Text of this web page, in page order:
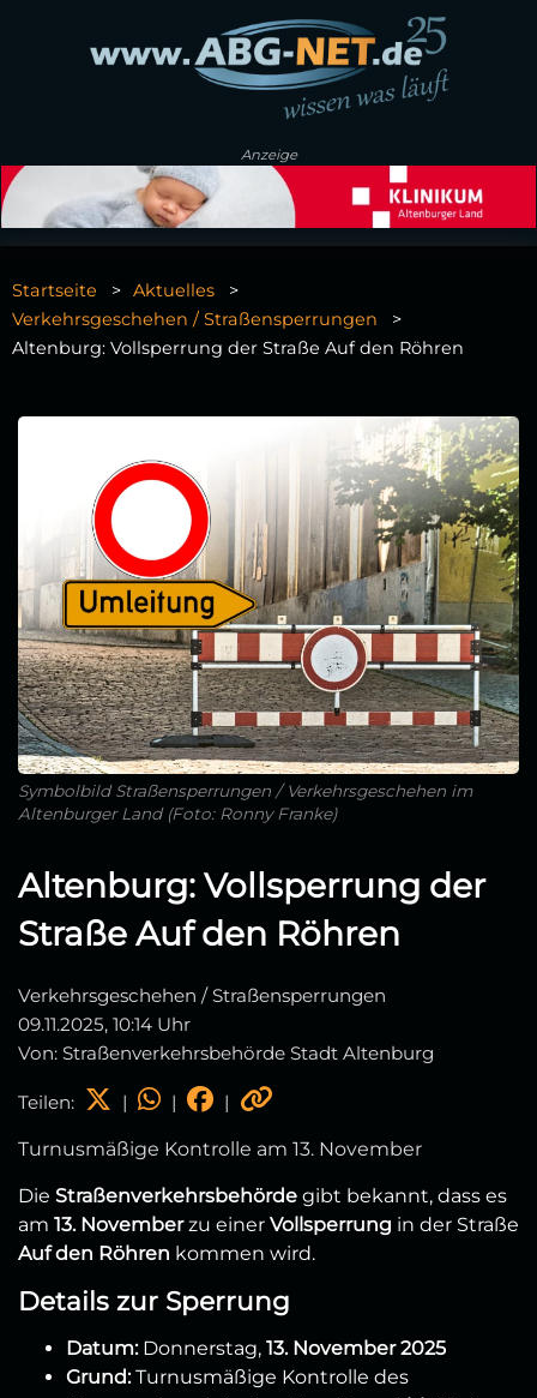
Anzeige
Startseite
Aktuelles
Verkehrsgeschehen / Straßensperrungen
Altenburg: Vollsperrung der Straße Auf den Röhren
Symbolbild Straßensperrungen / Verkehrsgeschehen im
Altenburger Land (Foto: Ronny Franke)
Altenburg: Vollsperrung der
Straße Auf den Röhren
Verkehrsgeschehen / Straßensperrungen
09.11.2025, 10:14 Uhr
Von: Straßenverkehrsbehörde Stadt Altenburg
Teilen: | | |
Turnusmäßige Kontrolle am 13. November
Die Straßenverkehrsbehörde gibt bekannt, dass es
am 13. Novemberzu einer Vollsperrung in der Straße
Auf den Röhren kommen wird.
Details zur Sperrung
Datum:Donnerstag, 13. November 2025
Grund:Turnusmäßige Kontrolle des